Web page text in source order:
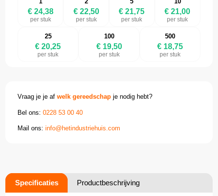
€ 24,38
per stuk
€ 22,50
per stuk
€ 21,75
per stuk
€ 21,00
per stuk
25
€ 20,25
per stuk
100
€ 19,50
per stuk
500
€ 18,75
per stuk
Vraag je je afwelk gereedschap je nodig hebt?
Bel ons:0228 53 00 40
Mail ons:info@hetindustriehuis.com
Specificaties Productbeschrijving